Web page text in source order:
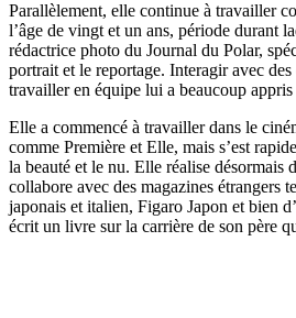
Parallèlement, elle continue à travailler
l’âge de vingt et un ans, période durant
rédactrice photo du Journal du Polar,
portrait et le reportage. Interagir avec des
travailler en équipe lui a beaucoup appris
Elle a commencé à travailler dans le
comme Première et Elle, mais s’est
la beauté et le nu. Elle réalise désormais
collabore avec des magazines étrangers
japonais et italien, Figaro Japon et bien
écrit un livre sur la carrière de son père